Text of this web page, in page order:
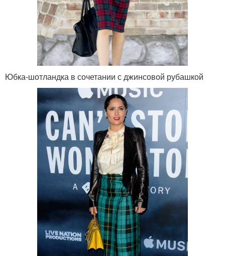
Юбка-шотландка в сочетании с джинсовой рубашкой